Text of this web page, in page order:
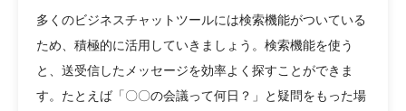
多くのビジネスチャットツールには検索機能がついている
ため、積極的に活用していきましょう。検索機能を使う
と、送受信したメッセージを効率よく探すことができま
す。たとえば「〇〇の会議って何日？」と疑問をもった場